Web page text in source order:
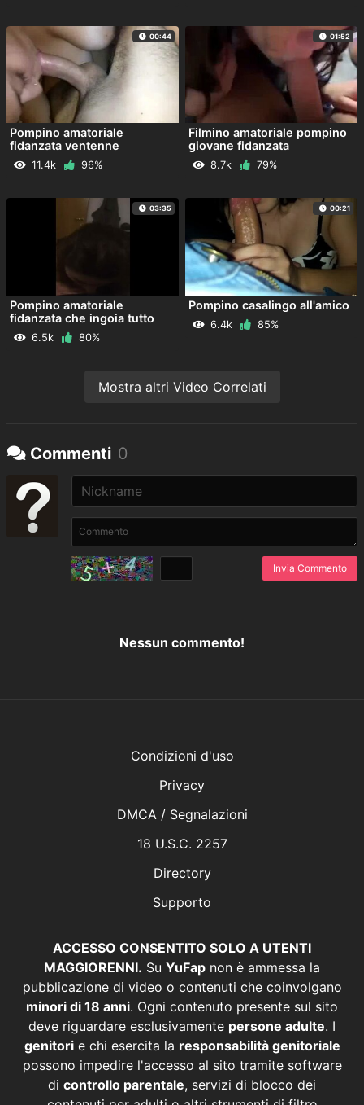
00:44
Pompino amatoriale
fidanzata ventenne
11.4k 96%
01:52
Filmino amatoriale pompino
giovane fidanzata
8.7k 79%
03:35
Pompino amatoriale
fidanzata che ingoia tutto
6.5k 80%
00:21
Pompino casalingo all'amico
6.4k 85%
Mostra altri Video Correlati
Commenti 0
Invia Commento
Nessun commento!
Condizioni d'uso
Privacy
DMCA / Segnalazioni
18 U.S.C. 2257
Directory
Supporto
ACCESSO CONSENTITO SOLO A UTENTI
MAGGIORENNI. Su YuFap non è ammessa la
pubblicazione di video o contenuti che coinvolgano
minori di 18 anni. Ogni contenuto presente sul sito
deve riguardare esclusivamente persone adulte. I
genitorie chi esercita la responsabilità genitoriale
possono impedire l'accesso al sito tramite software
di controllo parentale, servizi di blocco dei